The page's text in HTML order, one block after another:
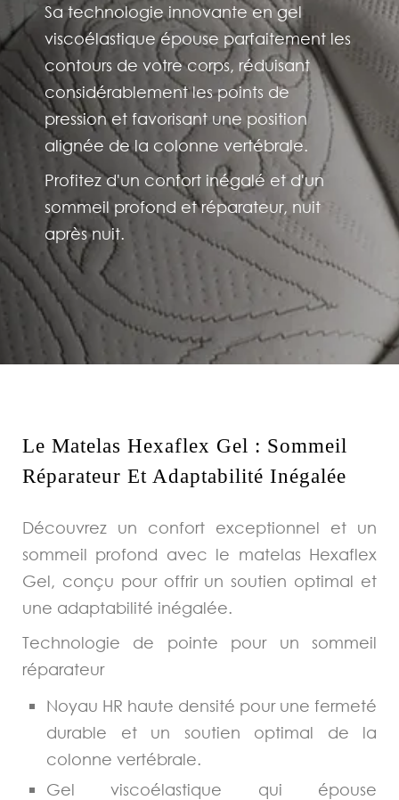
Sa technologie innovante en gel
viscoélastique épouse parfaitement les
contours de votre corps, réduisant
considérablement les points de
pression et favorisant une position
alignée de la colonne vertébrale.
Profitez d'un confort inégalé et d'un
sommeil profond et réparateur, nuit
après nuit.
Le Matelas Hexaflex Gel : Sommeil
Réparateur Et Adaptabilité Inégalée
Découvrez un confort exceptionnel et un
sommeil profond avec le matelas Hexaflex
Gel, conçu pour offrir un soutien optimal et
une adaptabilité inégalée.
Technologie de pointe pour un sommeil
réparateur
Noyau HR haute densité pour une fermeté
durable et un soutien optimal de la
colonne vertébrale.
Gel viscoélastique qui épouse